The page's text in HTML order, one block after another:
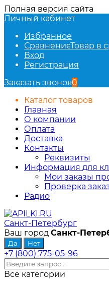
Полная версия сайта
Личный кабинет
Избранное
СравнениеТовар в
Вход
Регистрация
Заказать звонок0
Каталог товаров
Главная
О компании
Оплата
Доставка
Контакты
Реквизиты
Информация для
Мои заказы
Проверка
Радио
Санкт-Петербург
Ваш город Санкт-
+7 (800) 775-05-96
Все категории